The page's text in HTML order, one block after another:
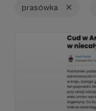
prasówka